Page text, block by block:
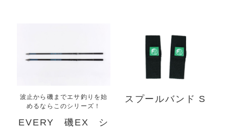
波止から磯までエサ釣りを始
めるならこのシリーズ！
EVERY 磯EX シ
スプールバンド S